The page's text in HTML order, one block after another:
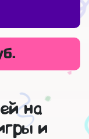
на
и